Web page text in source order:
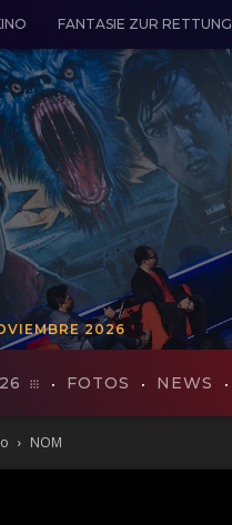
FANTASIE ZUR RETTUNG
2026
FOTOS NEWS
NOM